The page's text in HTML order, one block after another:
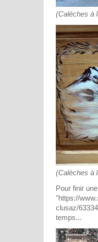
(Calèches à
(Calèches à
Pour finir
"https://
clusaz/
temps...